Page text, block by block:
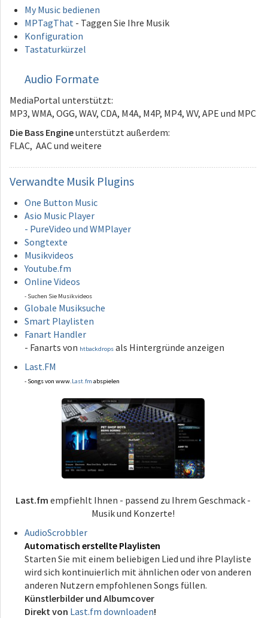
My Music bedienen
MPTagThat - Taggen Sie Ihre Musik
Konfiguration
Tastaturkürzel
Audio Formate
MediaPortal unterstützt:
MP3, WMA, OGG, WAV, CDA, M4A, M4P, MP4, WV, APE und MPC
Die Bass Engineunterstützt außerdem:
FLAC, AAC und weitere
Verwandte Musik Plugins
One Button Music
Asio Music Player
- PureVideo und WMPlayer
Songtexte
Musikvideos
Youtube.fm
Online Videos
- Suchen Sie Musikvideos
Globale Musiksuche
Smart Playlisten
Fanart Handler
- Fanarts von htbackdrops als Hintergründe anzeigen
Last.FM
- Songs von www.Last.fm abspielen
Last.fm empfiehlt Ihnen - passend zu Ihrem Geschmack -
Musik und Konzerte!
AudioScrobbler
Automatisch erstellte Playlisten
Starten Sie mit einem beliebigen Lied und ihre Playliste
wird sich kontinuierlich mit ähnlichen oder von anderen
anderen Nutzern empfohlenen Songs füllen.
Künstlerbilder und Albumcover
Direkt von Last.fm downloaden!